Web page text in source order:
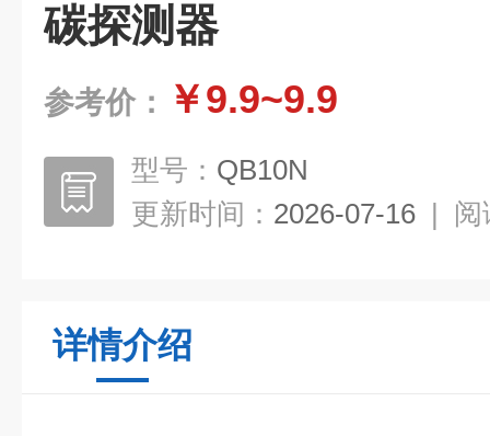
碳探测器
参考价： ￥9.9~9.9
型号： QB10N
更新时间： 2026-07-16 | 阅
详情介绍